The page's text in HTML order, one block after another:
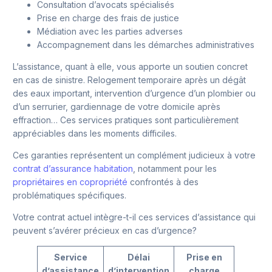
Consultation d’avocats spécialisés
Prise en charge des frais de justice
Médiation avec les parties adverses
Accompagnement dans les démarches administratives
L’assistance, quant à elle, vous apporte un soutien concret
en cas de sinistre. Relogement temporaire après un dégât
des eaux important, intervention d’urgence d’un plombier ou
d’un serrurier, gardiennage de votre domicile après
effraction… Ces services pratiques sont particulièrement
appréciables dans les moments difficiles.
Ces garanties représentent un complément judicieux à votre
contrat d’assurance habitation , notamment pour les
propriétaires en copropriété confrontés à des
problématiques spécifiques.
Votre contrat actuel intègre-t-il ces services d’assistance qui
peuvent s’avérer précieux en cas d’urgence?
Service
Délai
Prise en